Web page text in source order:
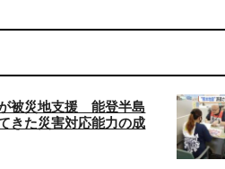
が被災地支援 能登半島
きた災害対応能力の成